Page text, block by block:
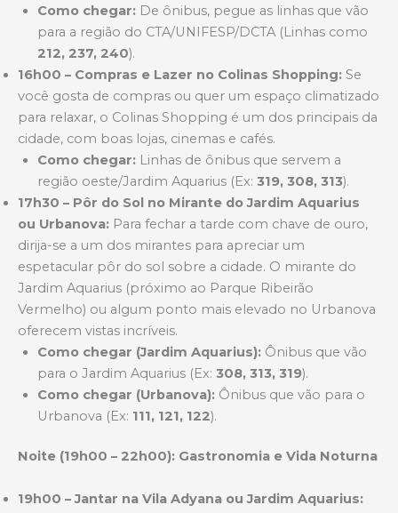
Como chegar:De ônibus, pegue as linhas que vão
para a região do CTA/UNIFESP/DCTA (Linhas como
212, 237, 240).
16h00 – Compras e Lazer no Colinas Shopping: Se
você gosta de compras ou quer um espaço climatizado
para relaxar, o Colinas Shopping é um dos principais da
cidade, com boas lojas, cinemas e cafés.
Como chegar:Linhas de ônibus que servem a
região oeste/Jardim Aquarius (Ex: 319, 308, 313).
17h30 – Pôr do Sol no Mirante do Jardim Aquarius
ou Urbanova: Para fechar a tarde com chave de ouro,
dirija-se a um dos mirantes para apreciar um
espetacular pôr do sol sobre a cidade. O mirante do
Jardim Aquarius (próximo ao Parque Ribeirão
Vermelho) ou algum ponto mais elevado no Urbanova
oferecem vistas incríveis.
Como chegar (Jardim Aquarius):Ônibus que vão
para o Jardim Aquarius (Ex: 308, 313, 319).
Como chegar (Urbanova):Ônibus que vão para o
Urbanova (Ex: 111, 121, 122).
Noite (19h00 – 22h00): Gastronomia e Vida Noturna
19h00 – Jantar na Vila Adyana ou Jardim Aquarius: